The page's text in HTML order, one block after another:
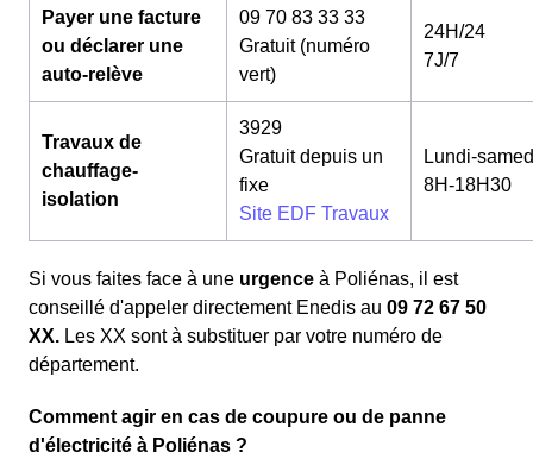
Payer une facture
ou déclarer une
auto-relève
09 70 83 33 33
Gratuit (numéro
vert)
24H/24
7J/7
Travaux de
chauffage-
isolation
3929
Gratuit depuis un
fixe
Site EDF Travaux
Lundi-
8H-18H30
Si vous faites face à une urgence à Poliénas, il est
conseillé d'appeler directement Enedis au 09 72 67 50
XX. Les XX sont à substituer par votre numéro de
département.
Comment agir en cas de coupure ou de panne
d'électricité à Poliénas ?